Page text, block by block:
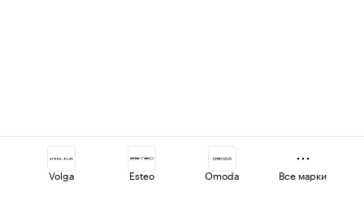
Volga Esteo Omoda Все марки